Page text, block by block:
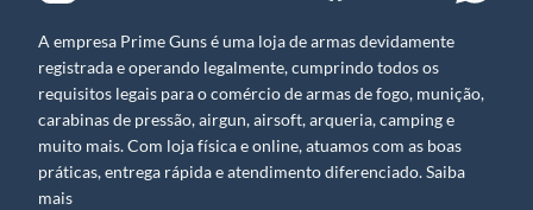
A empresa Prime Guns é uma loja de armas devidamente
registrada e operando legalmente, cumprindo todos os
requisitos legais para o comércio de armas de fogo, munição,
carabinas de pressão, airgun, airsoft, arqueria, camping e
muito mais. Com loja física e online, atuamos com as boas
práticas, entrega rápida e atendimento diferenciado. Saiba
mais